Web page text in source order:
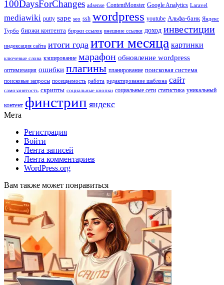
100DaysForChanges adsense ContentMonster Google Analytics Laravel
mediawiki putty sape seo ssh wordpress youtube Альфа-банк Яндекс
Турбо биржи контента биржи ссылок внешние ссылки доход инвестиции
индексация сайта итоги года итоги месяца картинки
ключевые слова кэширование марафон обновление wordpress
оптимизация ошибки плагины планирование поисковая система
поисковые запросы посещаемость работа редактирование шаблона сайт
самозанятость скрипты социальные кнопки социальные сети статистика уникальный
контент финстрип яндекс
Мета
Регистрация
Войти
Лента записей
Лента комментариев
WordPress.org
Вам также может понравиться